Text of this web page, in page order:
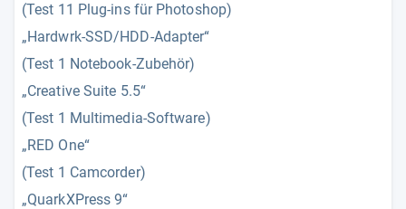
(Test 11 Plug-ins für Photoshop)
„Hardwrk-SSD/HDD-Adapter“
(Test 1 Notebook-Zubehör)
„Creative Suite 5.5“
(Test 1 Multimedia-Software)
„RED One“
(Test 1 Camcorder)
„QuarkXPress 9“